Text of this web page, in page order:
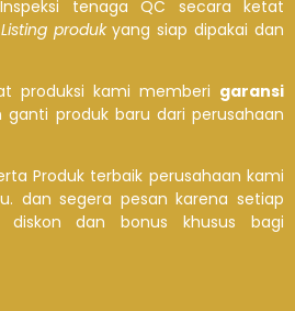
tenaga QC secara ketat
Listing produkyang siap dipakai dan
produksi kami memberi garansi
ganti produk baru dari perusahaan
Produk terbaik perusahaan kami
dan segera pesan karena setiap
diskon dan bonus khusus bagi